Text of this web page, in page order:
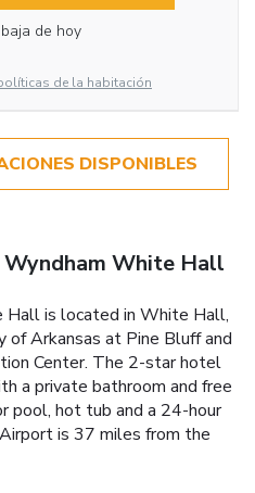
de hoy
de la habitación
DISPONIBLES
Wyndham White Hall
Hall is located in White Hall,
Arkansas at Pine Bluff and
Center. The 2-star hotel
a private bathroom and free
pool, hot tub and a 24-hour
is 37 miles from the